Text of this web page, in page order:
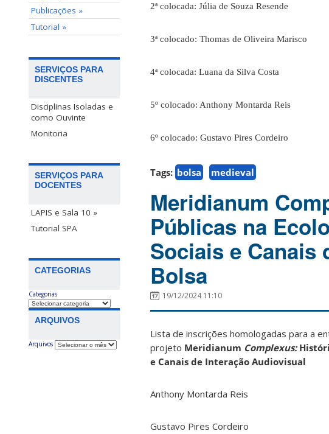
Publicações »
Tutorial »
SERVIÇOS PARA
DISCENTES
Disciplinas Isoladas e
como Ouvinte
Monitoria
SERVIÇOS PARA
DOCENTES
LAPIS e Sala 10 »
Tutorial SPA
CATEGORIAS
Categorias
ARQUIVOS
Arquivos
2ª colocada: Júlia de Souza Resende
3ª colocado: Thomas de Oliveira Marisco
4ª colocada: Luana da Silva Costa
5º colocado: Anthony Montarda Reis
6º colocado: Gustavo Pires Cordeiro
Tags: bolsa medieval
Meridianum
Públicas na
Sociais e Canais
Bolsa
19/12/2024 11:10
Lista de inscrições homologadas para a
projeto Meridianum Complexus:
e Canais de Interação Audiovisual
Anthony Montarda Reis
Gustavo Pires Cordeiro